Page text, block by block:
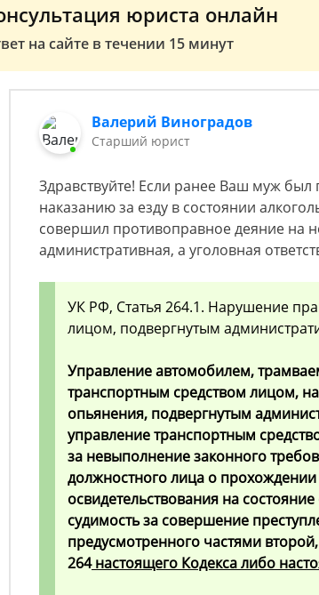
юриста онлайн
на сайте в течении 15 минут
Валерий Виноградов
Старший юрист
Здравствуйте! Если ранее Ваш муж был
наказанию за езду в состоянии
совершил противоправное деяние на
административная, а уголовная
УК РФ, Статья 264.1. Нарушение
лицом, подвергнутым
Управление автомобилем,
транспортным средством лицом,
опьянения, подвергнутым
управление транспортным
за невыполнение законного
должностного лица о
освидетельствования на
судимость за совершение
предусмотренного частями
264настоящего Кодекса либо